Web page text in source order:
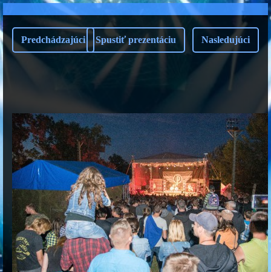
Predchádzajúci Spustiť prezentáciu Nasledujúci